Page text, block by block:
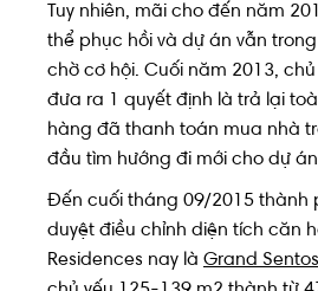
Tuy nhiên, mãi cho đến năm
thể phục hồi và dự án vẫn
chờ cơ hội. Cuối năm 2013,
đưa ra 1 quyết định là trả lại
hàng đã thanh toán mua nhà
đầu tìm hướng đi mới cho dự
Đến cuối tháng 09/2015 thành
duyệt điều chỉnh diện tích căn
Residences nay là Grand